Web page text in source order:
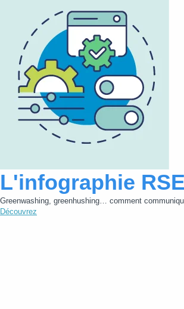
L'infographie
Greenwashing, greenhushing… comment
Découvrez